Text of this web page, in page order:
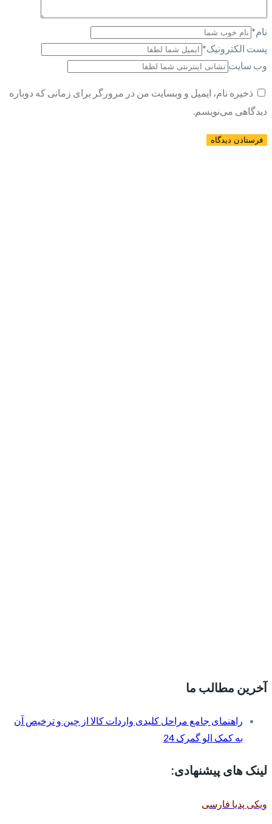
نام*
پست الکترونیک*
وب سایت
ذخیره نام، ایمیل و وبسایت من در مرورگر برای زمانی که دوباره
دیدگاهی می‌نویسم.
آخرین مطالب ما
راهنمای جامع مراحل کلیدی واردات کالا از چین و ترخیص آن
به کمک الو گمرک 24
لینک های پیشنهادی:
ویکی پدیا فارسی